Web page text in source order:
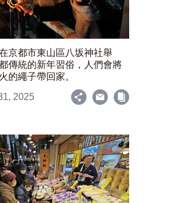
京都市東山區八坂神社舉
傳統的新年習俗，人們會將
的繩子帶回家。
2025